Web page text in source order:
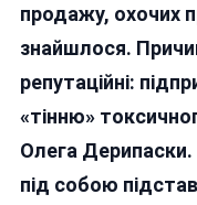
продажу, охочих
знайшлося.
репутаційні:
«тінню»
Олега Дерипаски.
під собою